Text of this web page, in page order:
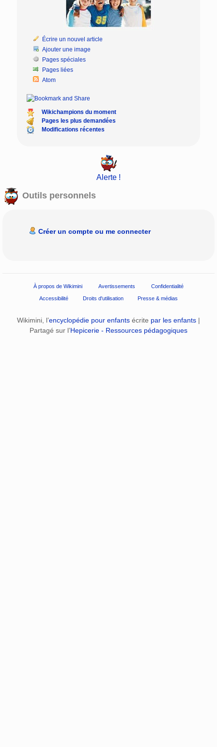
Écrire un nouvel article
Ajouter une image
Pages spéciales
Pages liées
Atom
Wikichampions du moment
Pages les plus demandées
Modifications récentes
Alerte !
Outils personnels
Créer un compte ou me connecter
À propos de Wikimini Avertissements Confidentialité
Accessibilité Droits d'utilisation Presse & médias
Wikimini, l’encyclopédie pour enfants écrite par les enfants |
Partagé sur l’Hepicerie - Ressources pédagogiques